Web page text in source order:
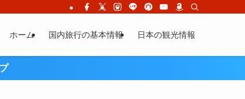
ホーム 国内旅行の基本情報 日本の観光情報